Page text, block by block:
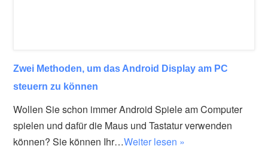
Zwei Methoden, um das Android Display am PC
steuern zu können
Wollen Sie schon immer Android Spiele am Computer
spielen und dafür die Maus und Tastatur verwenden
können? Sie können Ihr…Weiter lesen »